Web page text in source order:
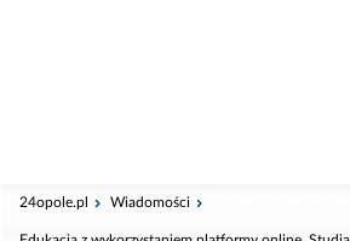
24opole.pl Wiadomości